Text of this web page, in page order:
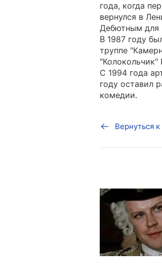
года, когда
вернулся в
Дебютным для
В 1987 году
труппе
С 1994 года
году оставил
комедии.
Вернуться